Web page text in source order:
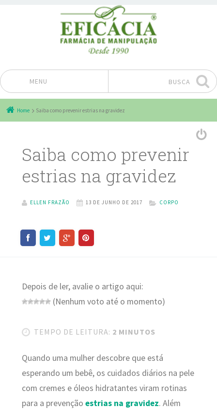
MENU
Pular para o conteúdo
BUSCA
Home Saiba como prevenir estrias na gravidez
Saiba como prevenir
estrias na gravidez
ELLEN FRAZÃO 13 DE JUNHO DE 2017 CORPO
Depois de ler, avalie o artigo aqui:
(Nenhum voto até o momento)
TEMPO DE LEITURA: 2 MINUTOS
Quando uma mulher descobre que está
esperando um bebê, os cuidados diários na pele
com cremes e óleos hidratantes viram rotinas
para a prevenção estrias na gravidez. Além